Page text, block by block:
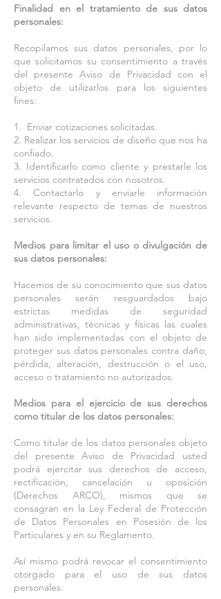
Finalidad en el tratamiento de sus datos
personales:
Recopilamos sus datos personales, por lo
que solicitamos su consentimiento a través
del presente Aviso de Privacidad con el
objeto de utilizarlos para los siguientes
fines:
1. Enviar cotizaciones solicitadas.
2. Realizar los servicios de diseño que nos ha
confiado.
3. Identificarlo como cliente y prestarle los
servicios contratados con nosotros.
4. Contactarlo y enviarle información
relevante respecto de temas de nuestros
servicios.
Medios para limitar el uso o divulgación de
sus datos personales:
Hacemos de su conocimiento que sus datos
personales serán resguardados bajo
estrictas medidas de seguridad
administrativas, técnicas y físicas las cuales
han sido implementadas con el objeto de
proteger sus datos personales contra daño,
pérdida, alteración, destrucción o el uso,
acceso o tratamiento no autorizados.
Medios para el ejercicio de sus derechos
como titular de los datos personales:
Como titular de los datos personales objeto
del presente Aviso de Privacidad usted
podrá ejercitar sus derechos de acceso,
rectificación, cancelación u oposición
(Derechos ARCO), mismos que se
consagran en la Ley Federal de Protección
de Datos Personales en Posesión de los
Particulares y en su Reglamento.
Así mismo podrá revocar el consentimiento
otorgado para el uso de sus datos
personales.